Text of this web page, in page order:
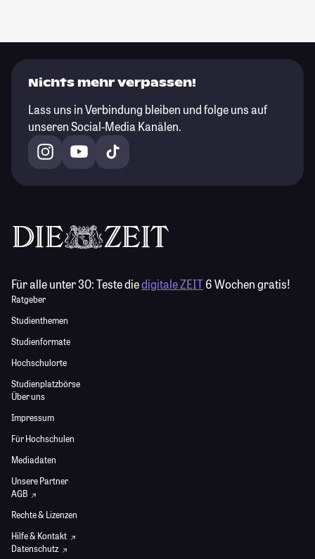
Nichts mehr verpassen!
Lass uns in Verbindung bleiben und folge uns auf
unseren Social-Media Kanälen.
Für alle unter 30:Teste diedigitale ZEIT6 Wochen gratis!
Ratgeber
Studienthemen
Studienformate
Hochschulorte
Studienplatzbörse
Über uns
Impressum
Für Hochschulen
Mediadaten
Unsere Partner
AGB
Rechte & Lizenzen
Hilfe & Kontakt
Datenschutz